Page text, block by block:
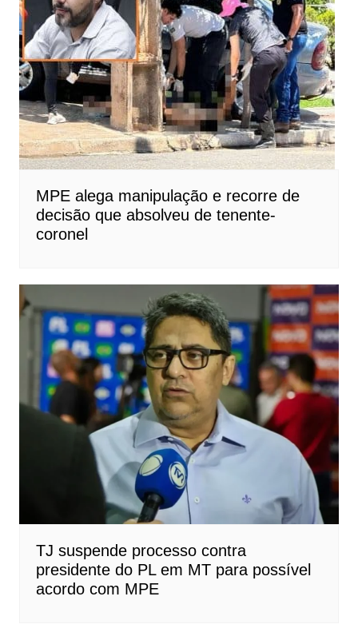
MPE alega manipulação e recorre de
decisão que absolveu de tenente-
coronel
TJ suspende processo contra
presidente do PL em MT para possível
acordo com MPE